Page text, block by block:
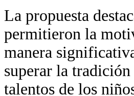
La propuesta
permitieron la
manera
superar la
talentos de los